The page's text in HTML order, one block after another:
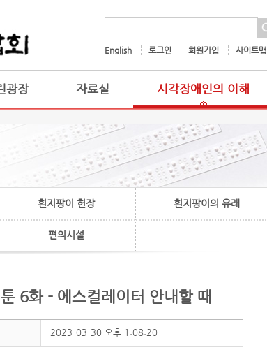
English 로그인 회원가입 사이트맵
광장 자료실 시각장애인의 이해
흰지팡이 헌장 흰지팡이의 유래
편의시설
6화 - 에스컬레이터 안내할 때
2023-03-30 오후 1:08:20